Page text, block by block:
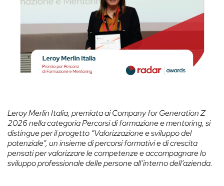
Leroy Merlin Italia, premiata ai Company for Generation Z
2026 nella categoria Percorsi di formazione e mentoring, si
distingue per il progetto “Valorizzazione e sviluppo del
potenziale”, un insieme di percorsi formativi e di crescita
pensati per valorizzare le competenze e accompagnare lo
sviluppo professionale delle persone all’interno dell’azienda.